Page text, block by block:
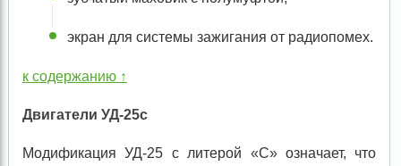
экран для системы зажигания от радиопомех.
к содержанию ↑
Двигатели УД-25с
Модификация УД-25 с литерой «С» означает, что